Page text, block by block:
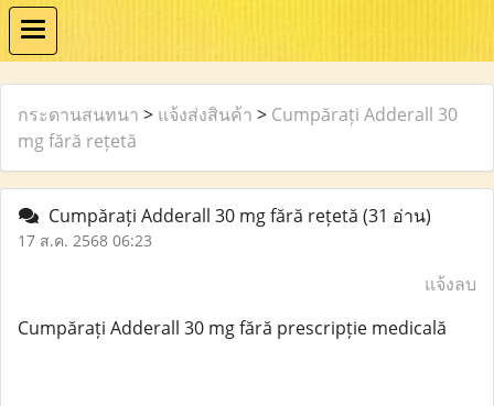
กระดานสนทนา > แจ้งส่งสินค้า > Cumpărați Adderall 30
mg fără rețetă
Cumpărați Adderall 30 mg fără rețetă (31 อ่าน)
17 ส.ค. 2568 06:23
แจ้งลบ
Cumpărați Adderall 30 mg fără prescripție medicală